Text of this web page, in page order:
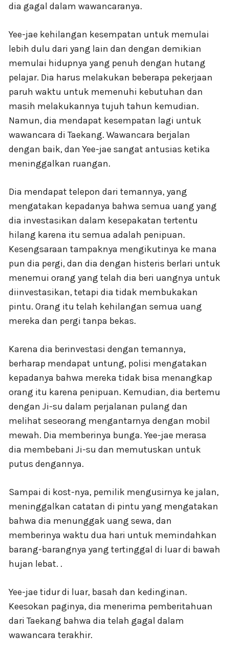
dia gagal dalam wawancaranya.
Yee-jae kehilangan kesempatan untuk memulai
lebih dulu dari yang lain dan dengan demikian
memulai hidupnya yang penuh dengan hutang
pelajar. Dia harus melakukan beberapa pekerjaan
paruh waktu untuk memenuhi kebutuhan dan
masih melakukannya tujuh tahun kemudian.
Namun, dia mendapat kesempatan lagi untuk
wawancara di Taekang. Wawancara berjalan
dengan baik, dan Yee-jae sangat antusias ketika
meninggalkan ruangan.
Dia mendapat telepon dari temannya, yang
mengatakan kepadanya bahwa semua uang yang
dia investasikan dalam kesepakatan tertentu
hilang karena itu semua adalah penipuan.
Kesengsaraan tampaknya mengikutinya ke mana
pun dia pergi, dan dia dengan histeris berlari untuk
menemui orang yang telah dia beri uangnya untuk
diinvestasikan, tetapi dia tidak membukakan
pintu. Orang itu telah kehilangan semua uang
mereka dan pergi tanpa bekas.
Karena dia berinvestasi dengan temannya,
berharap mendapat untung, polisi mengatakan
kepadanya bahwa mereka tidak bisa menangkap
orang itu karena penipuan. Kemudian, dia bertemu
dengan Ji-su dalam perjalanan pulang dan
melihat seseorang mengantarnya dengan mobil
mewah. Dia memberinya bunga. Yee-jae merasa
dia membebani Ji-su dan memutuskan untuk
putus dengannya.
Sampai di kost-nya, pemilik mengusirnya ke jalan,
meninggalkan catatan di pintu yang mengatakan
bahwa dia menunggak uang sewa, dan
memberinya waktu dua hari untuk memindahkan
barang-barangnya yang tertinggal di luar di bawah
hujan lebat. .
Yee-jae tidur di luar, basah dan kedinginan.
Keesokan paginya, dia menerima pemberitahuan
dari Taekang bahwa dia telah gagal dalam
wawancara terakhir.